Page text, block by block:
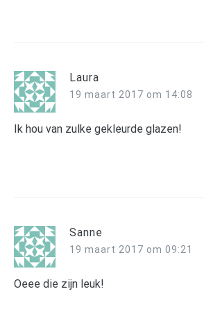
Laura
19 maart 2017 om 14:08
Ik hou van zulke gekleurde glazen!
Sanne
19 maart 2017 om 09:21
Oeee die zijn leuk!